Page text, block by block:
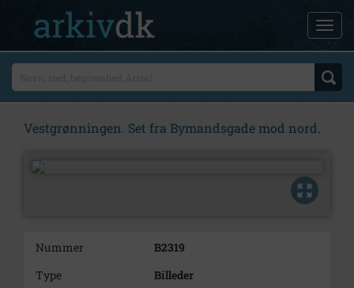
Vestgrønningen. Set fra Bymandsgade mod nord.
Nummer
B2319
Type
Billeder